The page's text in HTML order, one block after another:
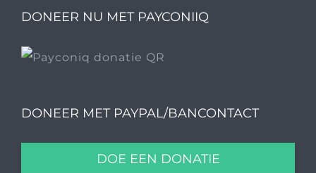
DONEER NU MET PAYCONIIQ
DONEER MET PAYPAL/BANCONTACT
DOE EEN DONATIE